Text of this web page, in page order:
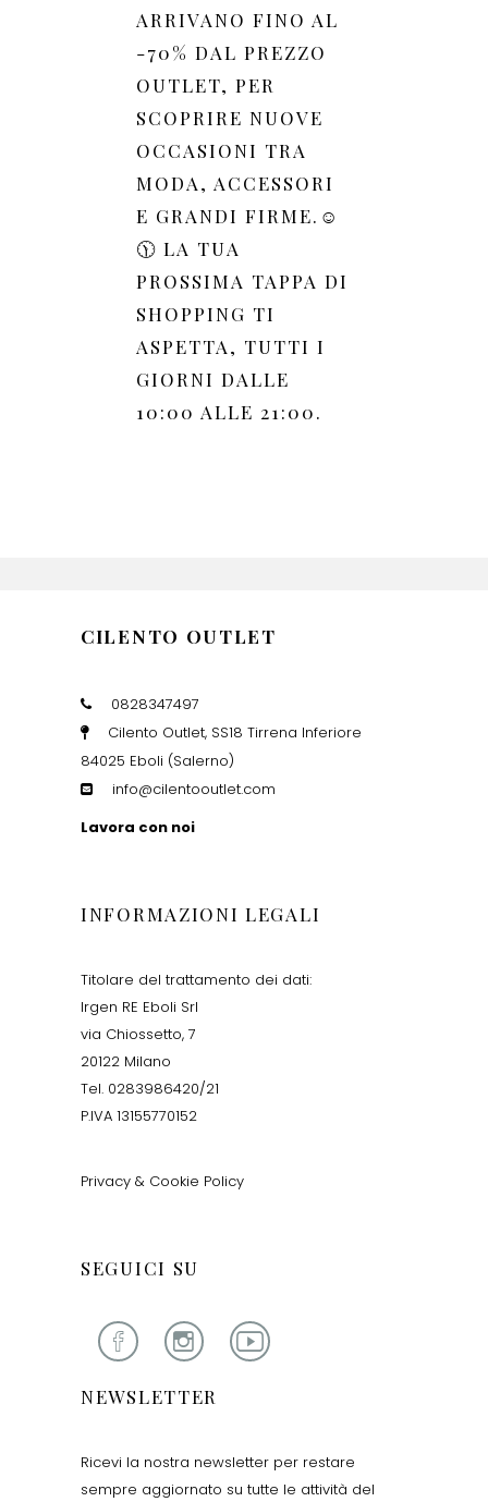
ARRIVANO FINO AL
-70% DAL PREZZO
OUTLET, PER
SCOPRIRE NUOVE
OCCASIONI TRA
MODA, ACCESSORI
E GRANDI FIRME.☺️
🕦 LA TUA
PROSSIMA TAPPA DI
SHOPPING TI
ASPETTA, TUTTI I
GIORNI DALLE
10:00 ALLE 21:00.
CILENTO OUTLET
0828347497
Cilento Outlet, SS18 Tirrena Inferiore
84025 Eboli (Salerno)
info@cilentooutlet.com
Lavora con noi
INFORMAZIONI LEGALI
Titolare del trattamento dei dati:
Irgen RE Eboli Srl
via Chiossetto, 7
20122 Milano
Tel. 0283986420/21
P.IVA 13155770152
Privacy & Cookie Policy
SEGUICI SU
NEWSLETTER
Ricevi la nostra newsletter per restare
sempre aggiornato su tutte le attività del